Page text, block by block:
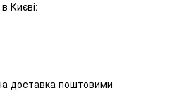
Києві:
доставка поштовими